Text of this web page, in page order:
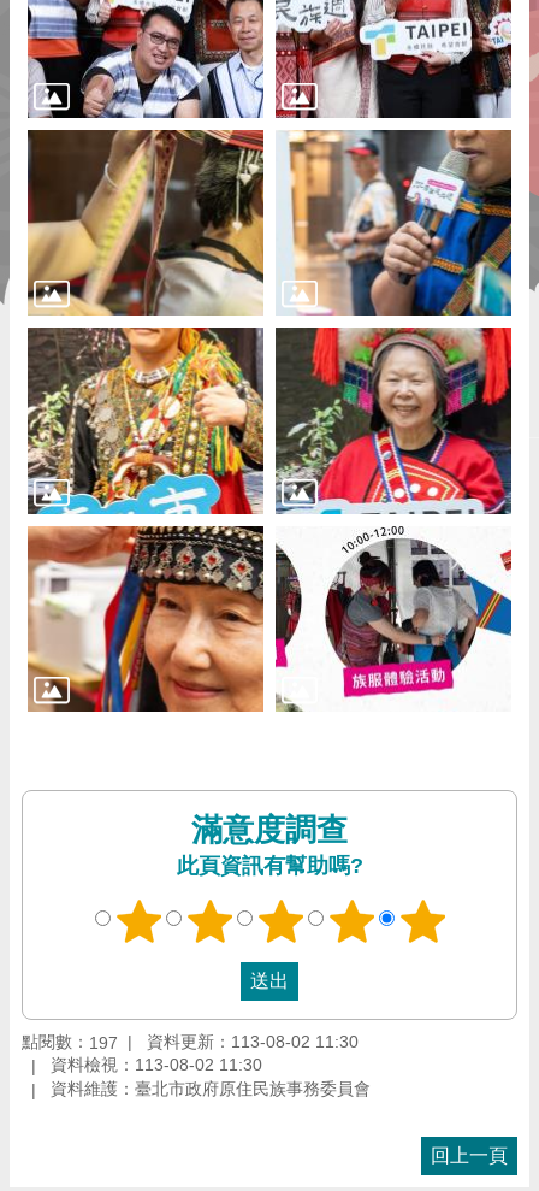
滿意度調查
此頁資訊有幫助嗎?
點閱數： 197
資料更新：113-08-02 11:30
資料檢視：113-08-02 11:30
資料維護：臺北市政府原住民族事務委員會
回上一頁